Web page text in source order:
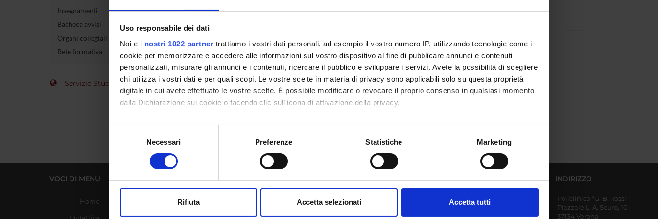
Uso responsabile dei dati
Noi e i nostri 1022 partner trattiamo i vostri dati personali, ad esempio il vostro numero IP, utilizzando tecnologie come i
cookie per memorizzare e accedere alle informazioni sul vostro dispositivo al fine di pubblicare annunci e contenuti
personalizzati, misurare gli annunci e i contenuti, ricercare il pubblico e sviluppare i servizi. Avete la possibilità di scegliere
chi utilizza i vostri dati e per quali scopi. Le vostre scelte in materia di privacy sono applicabili solo su questa proprietà
digitale in cui avete effettuato le vostre scelte. È possibile modificare o revocare il proprio consenso in qualsiasi momento
dalla Dichiarazione sui cookie o facendo clic sull'icona di attivazione della privacy.
Con il tuo consenso, vorremmo anche:
raccogliere informazioni sulla tua posizione geografica, con un'approssimazione di qualche metro,
digitali).
modificare o ritirare il tuo consenso in qualsiasi momento dalla Dichiarazione sui cookie.
Necessari Preferenze Statistiche Marketing
Rifiuta Accetta selezionati Accetta tutti
Insegnamenti
Bacheca avvisi
Organi collegiali e di governo
Rete formativa
Servizio Studenti Internazionali
Settore disciplinare MED/38 - PEDIATRIA GENERALE E SPECIALISTICA
VOCI DI MENU
Home
LINK UTILI
Azienda Ospedaliera
DIPARTIMENTI AFFERENTI
Diagnostica e Sanità
INDIRIZZO
Policlinico “G. B. Rossi”
Piazzale L. A. Scuro, 10
37134 Verona